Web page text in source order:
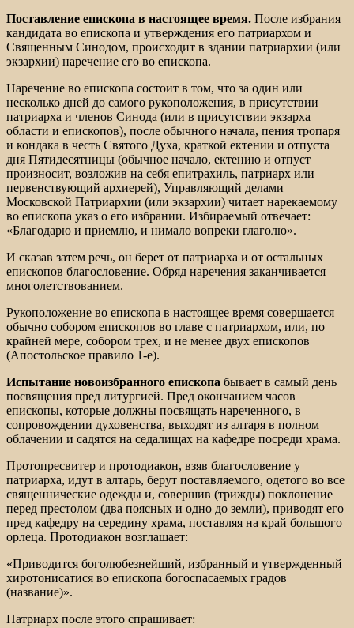
Поставление епископа в настоящее время. После избрания
кандидата во епископа и утверждения его патриархом и
Священным Синодом, происходит в здании патриархии (или
экзархии) наречение его во епископа.
Наречение во епископа состоит в том, что за один или
несколько дней до самого рукоположения, в присутствии
патриарха и членов Синода (или в присутствии экзарха
области и епископов), после обычного начала, пения тропаря
и кондака в честь Святого Духа, краткой ектении и отпуста
дня Пятидесятницы (обычное начало, ектению и отпуст
произносит, возложив на себя епитрахиль, патриарх или
первенствующий архиерей), Управляющий делами
Московской Патриархии (или экзархии) читает нарекаемому
во епископа указ о его избрании. Избираемый отвечает:
«Благодарю и приемлю, и нимало вопреки глаголю».
И сказав затем речь, он берет от патриарха и от остальных
епископов благословение. Обряд наречения заканчивается
многолетствованием.
Рукоположение во епископа в настоящее время совершается
обычно собором епископов во главе с патриархом, или, по
крайней мере, собором трех, и не менее двух епископов
(Апостольское правило 1-е).
Испытание новоизбранного епископа бывает в самый день
посвящения пред литургией. Пред окончанием часов
епископы, которые должны посвящать нареченного, в
сопровождении духовенства, выходят из алтаря в полном
облачении и садятся на седалищах на кафедре посреди храма.
Протопресвитер и протодиакон, взяв благословение у
патриарха, идут в алтарь, берут поставляемого, одетого во все
священнические одежды и, совершив (трижды) поклонение
перед престолом (два поясных и одно до земли), приводят его
пред кафедру на середину храма, поставляя на край большого
орлеца. Протодиакон возглашает:
«Приводится боголюбезнейший, избранный и утвержденный
хиротонисатися во епископа богоспасаемых градов
(название)».
Патриарх после этого спрашивает: